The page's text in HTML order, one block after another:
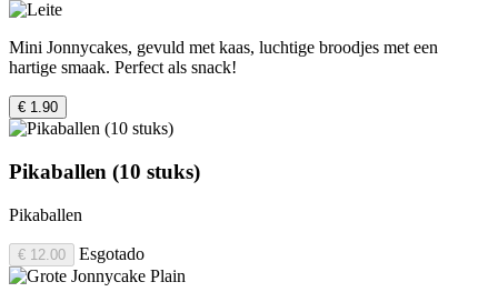
Mini Jonnycakes, gevuld met kaas, luchtige broodjes met een
hartige smaak. Perfect als snack!
€ 1.90
Pikaballen (10 stuks)
Pikaballen
€ 12.00 Esgotado